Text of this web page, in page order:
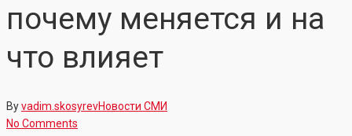
почему меняется и на
что влияет
Byvadim.skosyrevНовости СМИ
No Comments